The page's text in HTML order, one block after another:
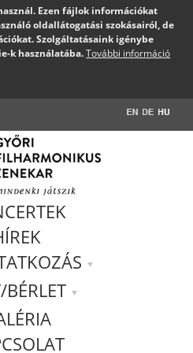
Ezen fájlok információkat
oldallátogatási szokásairól, de
Szolgáltatásaink igénybe
k használatába.További információ
BÉRLET